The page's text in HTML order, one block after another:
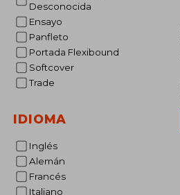
Desconocida
Ensayo
Panfleto
Portada Flexibound
Softcover
Trade
IDIOMA
Inglés
Alemán
Francés
Italiano